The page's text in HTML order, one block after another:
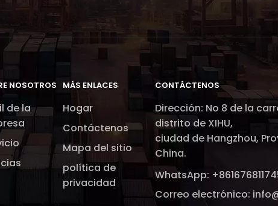
NOSOTROS
de la
MÁS ENLACES​​​​​​​
Hogar
Contáctenos
Mapa del sitio
política de
privacidad
CONTÁCTENOS
Dirección: No 8 de la
distrito de XIHU,
ciudad de Hangzhou,
China.
WhatsApp:
Correo electrónico: